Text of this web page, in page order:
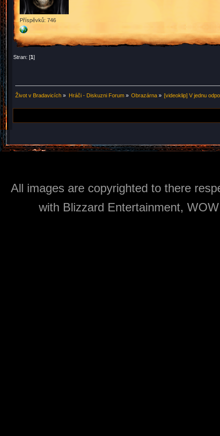
Příspěvků: 746
Stran: [1]
Život v Bradavicích » Hráči - Diskuzni Forum» Obrazárna» [videoklip] V jednu
All images are copyrighted to there
with Blizzard Entertainment,